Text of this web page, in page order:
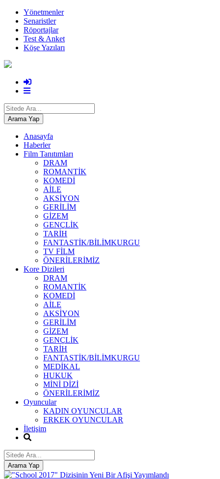
Yönetmenler
Senaristler
Röportajlar
Test & Anket
Köşe Yazıları
Anasayfa
Haberler
Film Tanıtımları
DRAM
ROMANTİK
KOMEDİ
AİLE
AKSİYON
GERİLİM
GİZEM
GENÇLİK
TARİH
FANTASTİK/BİLİMKURGU
TV FİLM
ÖNERİLERİMİZ
Kore Dizileri
DRAM
ROMANTİK
KOMEDİ
AİLE
AKSİYON
GERİLİM
GİZEM
GENÇLİK
TARİH
FANTASTİK/BİLİMKURGU
MEDİKAL
HUKUK
MİNİ DİZİ
ÖNERİLERİMİZ
Oyuncular
KADIN OYUNCULAR
ERKEK OYUNCULAR
İletişim